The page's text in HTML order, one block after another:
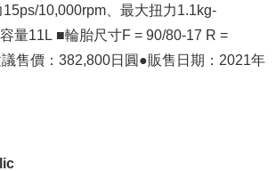
10,000rpm、最大扭力1.1kg-
量11L ■輪胎尺寸F = 90/80-17 R =
售價：382,800日圓●販售日期：2021年